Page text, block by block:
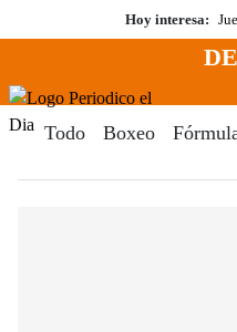
al
Hoy interesa:
Menú
Todo Boxeo